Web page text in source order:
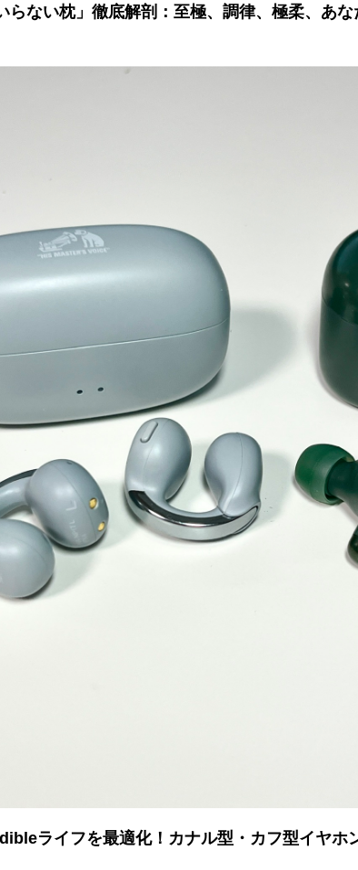
らない枕」徹底解剖：至極、調律、極柔、あ
ライフを最適化！カナル型・カフ型イヤホ